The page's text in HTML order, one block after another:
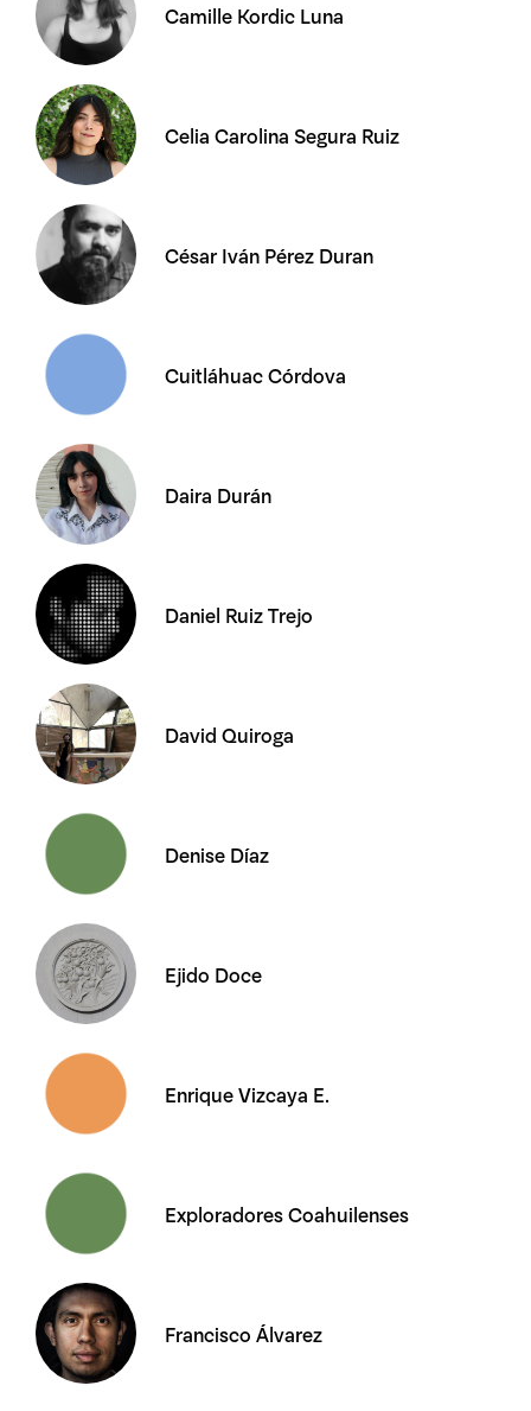
Camille Kordic Luna
Celia Carolina Segura Ruiz
César Iván Pérez Duran
Cuitláhuac Córdova
Daira Durán
Daniel Ruiz Trejo
David Quiroga
Denise Díaz
Ejido Doce
Enrique Vizcaya E.
Exploradores Coahuilenses
Francisco Álvarez